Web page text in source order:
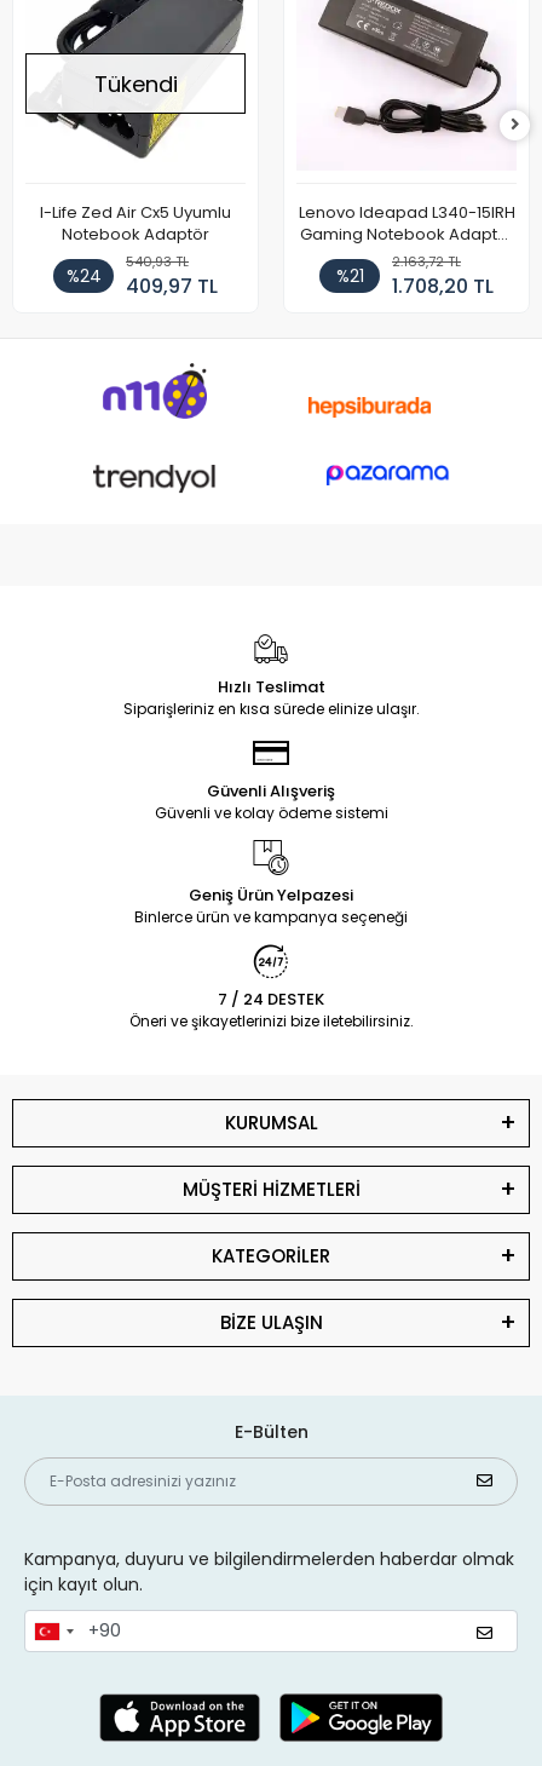
Tükendi
I-Life Zed Air Cx5 Uyumlu
Notebook Adaptör
%24
540,93 TL
409,97 TL
Lenovo Ideapad L340-15IRH
Gaming Notebook Adaptör
Cihazı Şarj Aleti (150W)
%21
2.163,72 TL
1.708,20 TL
Hızlı Teslimat
Siparişleriniz en kısa sürede elinize ulaşır.
Güvenli Alışveriş
Güvenli ve kolay ödeme sistemi
Geniş Ürün Yelpazesi
Binlerce ürün ve kampanya seçeneği
7 / 24 DESTEK
Öneri ve şikayetlerinizi bize iletebilirsiniz.
KURUMSAL
MÜŞTERİ HİZMETLERİ
KATEGORİLER
BİZE ULAŞIN
E-Bülten
Kampanya, duyuru ve bilgilendirmelerden haberdar olmak
için kayıt olun.